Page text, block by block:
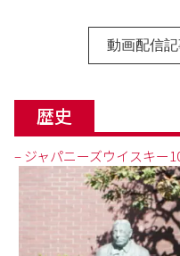
動画配信
歴史
– ジャパニーズウイスキー